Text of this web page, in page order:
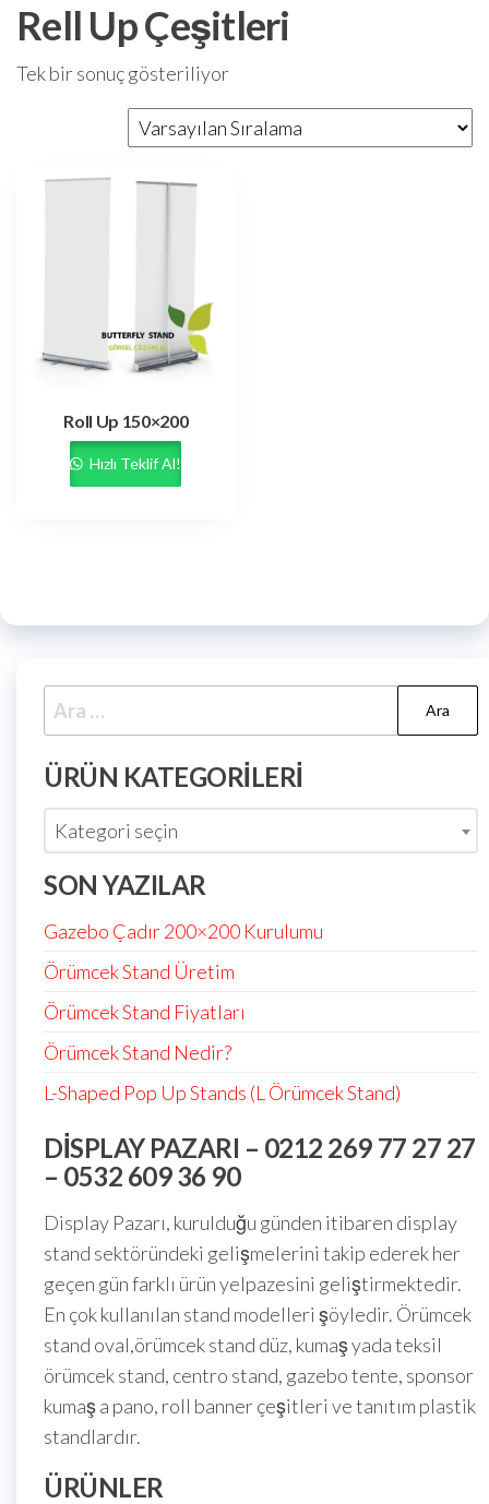
Rell Up Çeşitleri
Tek bir sonuç gösteriliyor
Roll Up 150×200
Hızlı Teklif Al!
ÜRÜN KATEGORILERI
Kategori seçin
SON YAZILAR
Gazebo Çadır 200×200 Kurulumu
Örümcek Stand Üretim
Örümcek Stand Fiyatları
Örümcek Stand Nedir?
L-Shaped Pop Up Stands (L Örümcek Stand)
DISPLAY PAZARI – 0212 269 77 27 27
– 0532 609 36 90
Display Pazarı, kurulduğu günden itibaren display
stand sektöründeki gelişmelerini takip ederek her
geçen gün farklı ürün yelpazesini geliştirmektedir.
En çok kullanılan stand modelleri şöyledir. Örümcek
stand oval,örümcek stand düz, kumaş yada teksil
örümcek stand, centro stand, gazebo tente, sponsor
kumaş a pano, roll banner çeşitleri ve tanıtım plastik
standlardır.
ÜRÜNLER